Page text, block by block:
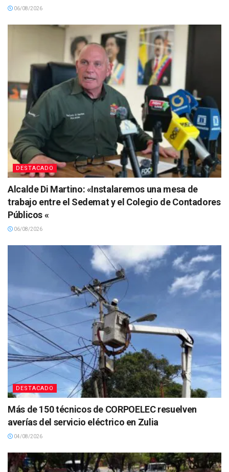
06/08/2026
DESTACADO
Alcalde Di Martino: «Instalaremos una mesa de
trabajo entre el Sedemat y el Colegio de Contadores
Públicos «
06/08/2026
DESTACADO
Más de 150 técnicos de CORPOELEC resuelven
averías del servicio eléctrico en Zulia
04/08/2026